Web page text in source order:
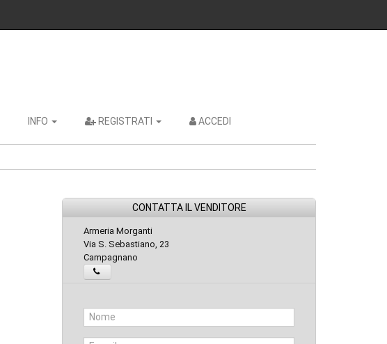
INFO REGISTRATI ACCEDI
CONTATTA IL VENDITORE
Armeria Morganti
Via S. Sebastiano, 23
Campagnano